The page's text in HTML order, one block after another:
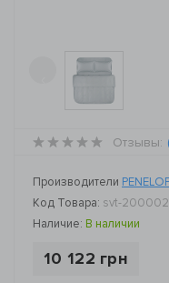
Отзывы:
Производители
Код Товара: svt-
Наличие: В наличии
10 122 грн